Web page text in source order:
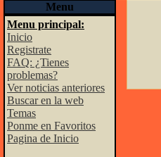
Menu
Menu principal:
Inicio
Registrate
FAQ: ¿Tienes
problemas?
Ver noticias anteriores
Buscar en la web
Temas
Ponme en Favoritos
Pagina de Inicio